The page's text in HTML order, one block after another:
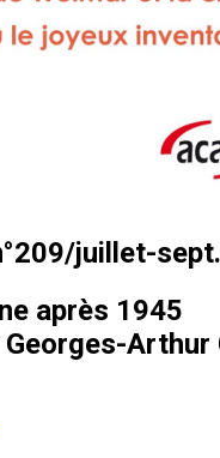
juillet-
après 1945